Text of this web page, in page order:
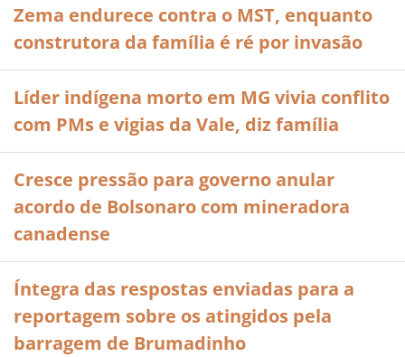
Zema endurece contra o MST, enquanto
construtora da família é ré por invasão
Líder indígena morto em MG vivia conflito
com PMs e vigias da Vale, diz família
Cresce pressão para governo anular
acordo de Bolsonaro com mineradora
canadense
Íntegra das respostas enviadas para a
reportagem sobre os atingidos pela
barragem de Brumadinho